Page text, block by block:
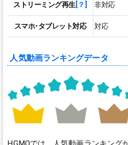
ストリーミング再生[？] 非対応
スマホ･タブレット対応 対応
人気動画ランキングデータ